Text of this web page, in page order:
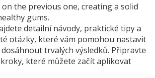
on the previous one, creating a solid
gums.
detailní návody, praktické tipy a
otázky, které vám pomohou nastavit
trvalých výsledků. Připravte
které můžete začít aplikovat